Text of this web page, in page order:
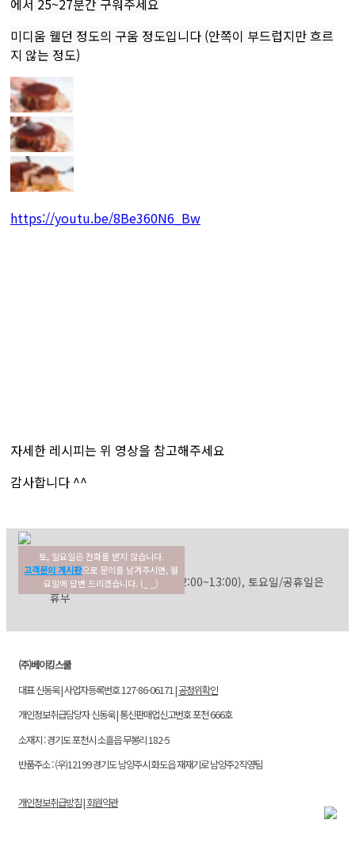
미디움 웰던 정도의 구움 정도입니다 (안쪽이 부드럽지만 흐르
지 않는 정도)
https://youtu.be/8Be360N6_Bw
자세한 레시피는 위 영상을 참고해주세요
감사합니다 ^^
토, 일요일은 전화를 받지 않습니다.
고객문의 게시판으로 문의를 남겨주시면, 월
요일에 답변 드리겠습니다. (_ _)
고객센터 02-354-3022
평일: 09:30~17:30 (점심: 12:00~13:00), 토요일/공휴일은
휴무
(주)베이킹스쿨
대표 신동욱 | 사업자등록번호 127-86-06171 |공정위확인
개인정보취급담당자 신동욱 | 통신판매업신고번호 포천 666호
소재지 : 경기도 포천시 소흘읍 무봉리 182-5
반품주소 : (우)12199 경기도 남양주시 화도읍 재재기로 남양주2직영팀
개인정보취급방침|회원약관